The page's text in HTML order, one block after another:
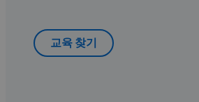
교육 찾기